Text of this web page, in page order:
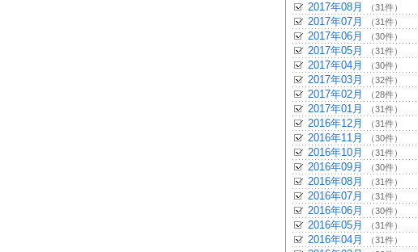
2017年08月 （31件）
2017年07月 （31件）
2017年06月 （30件）
2017年05月 （31件）
2017年04月 （30件）
2017年03月 （32件）
2017年02月 （28件）
2017年01月 （31件）
2016年12月 （31件）
2016年11月 （30件）
2016年10月 （31件）
2016年09月 （30件）
2016年08月 （31件）
2016年07月 （31件）
2016年06月 （30件）
2016年05月 （31件）
2016年04月 （31件）